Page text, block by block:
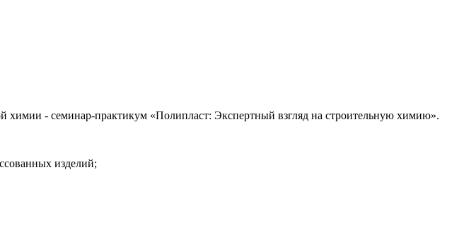
химии - семинар-практикум «Полипласт: Экспертный взгляд на строительную химию».
изделий;